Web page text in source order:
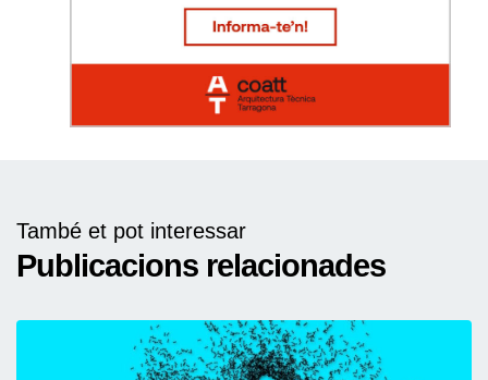
També et pot interessar
Publicacions relacionades